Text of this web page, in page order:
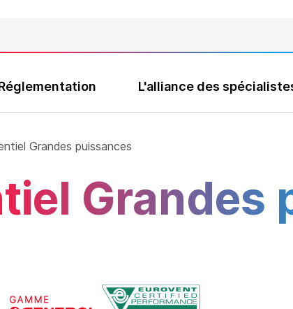
L'alliance des
Grandes puissances
Grandes